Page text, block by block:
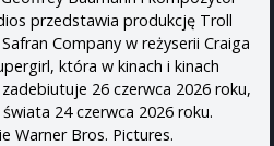
przedstawia produkcję Troll
Company w reżyserii Craiga
która w kinach i kinach
26 czerwca 2026 roku,
24 czerwca 2026 roku.
Warner Bros. Pictures.